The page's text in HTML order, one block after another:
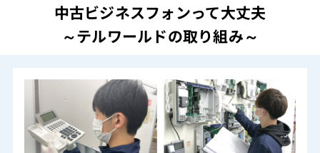
中古ビジネスフォンって大丈夫
～テルワールドの取り組み～